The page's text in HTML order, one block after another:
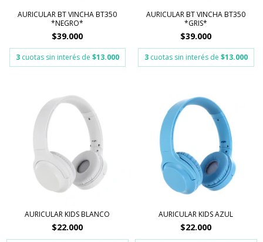
AURICULAR BT VINCHA BT350
*NEGRO*
$39.000
3 cuotas sin interés de $13.000
AURICULAR BT VINCHA BT350
*GRIS*
$39.000
3 cuotas sin interés de $13.000
AURICULAR KIDS BLANCO
$22.000
AURICULAR KIDS AZUL
$22.000